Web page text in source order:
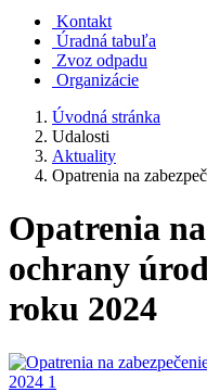
Kontakt
Úradná tabuľa
Zvoz odpadu
Organizácie
Úvodná stránka
Udalosti
Aktuality
Opatrenia na
Opatrenia
ochrany
roku 2024